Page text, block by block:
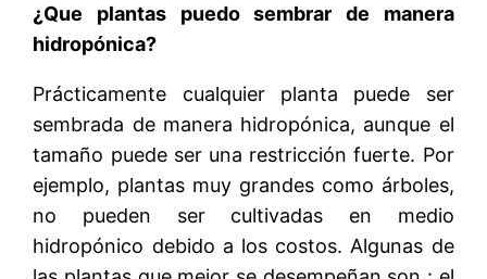
¿Que plantas puedo sembrar de manera
hidropónica?
Prácticamente cualquier planta puede ser
sembrada de manera hidropónica, aunque el
tamaño puede ser una restricción fuerte. Por
ejemplo, plantas muy grandes como árboles,
no pueden ser cultivadas en medio
hidropónico debido a los costos. Algunas de